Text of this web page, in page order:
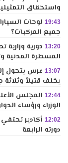
واستحقاق
19:43 لوحات
جميع المركبات؟
13:20 دورية
المسطرة المدنية
13:07 عرس يتحول
يخلف قتيلاً
12:44 المجلس
الوزراء ورؤساء
12:02
دورته الرابعة